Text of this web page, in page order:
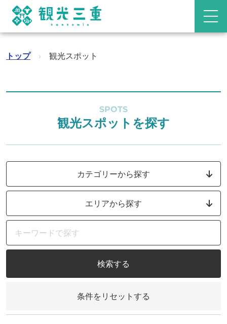
トップ › 観光スポット
SPOTS
観光スポットを探す
カテゴリーから探す
エリアから探す
検索する
条件をリセットする